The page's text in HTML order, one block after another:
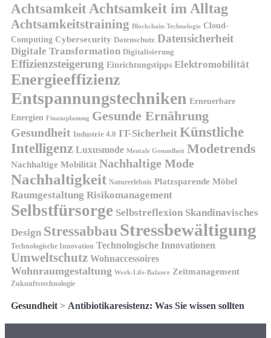
AchtsamkeitAchtsamkeit im Alltag
Achtsamkeitstraining Blockchain-Technologie Cloud-
Computing Cybersecurity Datenschutz Datensicherheit
Digitale Transformation Digitalisierung
Effizienzsteigerung Einrichtungstipps Elektromobilität
Energieeffizienz
Entspannungstechniken Erneuerbare
Energien Finanzplanung Gesunde Ernährung
Gesundheit Industrie 4.0 IT-Sicherheit Künstliche
Intelligenz Luxusmode Mentale Gesundheit Modetrends
Nachhaltige Mobilität Nachhaltige Mode
Nachhaltigkeit Naturerlebnis Platzsparende Möbel
Raumgestaltung Risikomanagement
Selbstfürsorge Selbstreflexion Skandinavisches
Design Stressabbau Stressbewältigung
Technologische Innovation Technologische Innovationen
Umweltschutz Wohnaccessoires
Wohnraumgestaltung Work-Life-Balance Zeitmanagement
Zukunftstechnologie
Gesundheit> Antibiotikaresistenz: Was Sie wissen sollten